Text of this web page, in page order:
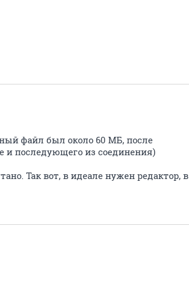
файл был около 60 МБ, после
и последующего из соединения)
Так вот, в идеале нужен редактор, в